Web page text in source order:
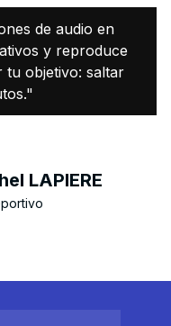
de audio en
y reproduce
tu objetivo: saltar
LAPIERE